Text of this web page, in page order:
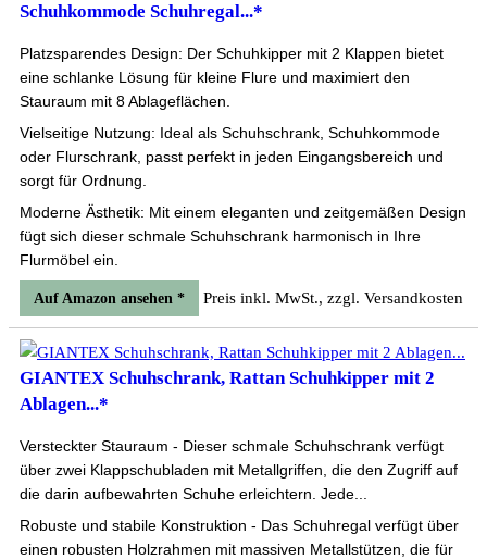
Schuhkommode Schuhregal...*
Platzsparendes Design: Der Schuhkipper mit 2 Klappen bietet
eine schlanke Lösung für kleine Flure und maximiert den
Stauraum mit 8 Ablageflächen.
Vielseitige Nutzung: Ideal als Schuhschrank, Schuhkommode
oder Flurschrank, passt perfekt in jeden Eingangsbereich und
sorgt für Ordnung.
Moderne Ästhetik: Mit einem eleganten und zeitgemäßen Design
fügt sich dieser schmale Schuhschrank harmonisch in Ihre
Flurmöbel ein.
Auf Amazon ansehen * Preis inkl. MwSt., zzgl. Versandkosten
GIANTEX Schuhschrank, Rattan Schuhkipper mit 2
Ablagen...*
Versteckter Stauraum - Dieser schmale Schuhschrank verfügt
über zwei Klappschubladen mit Metallgriffen, die den Zugriff auf
die darin aufbewahrten Schuhe erleichtern. Jede...
Robuste und stabile Konstruktion - Das Schuhregal verfügt über
einen robusten Holzrahmen mit massiven Metallstützen, die für